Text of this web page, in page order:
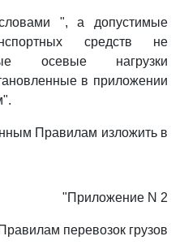
", а допустимые
средств не
осевые нагрузки
в приложении
Правилам изложить в
"Приложение N 2
перевозок грузов